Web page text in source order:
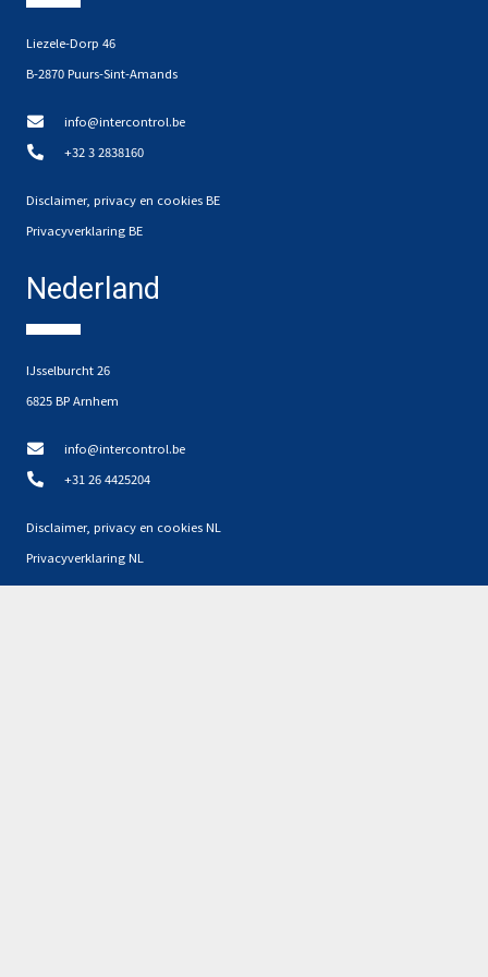
Liezele-Dorp 46
B-2870 Puurs-Sint-Amands
info@intercontrol.be
+32 3 2838160
Disclaimer, privacy en cookies BE
Privacyverklaring BE
Nederland
IJsselburcht 26
6825 BP Arnhem
info@intercontrol.be
+31 26 4425204
Disclaimer, privacy en cookies NL
Privacyverklaring NL